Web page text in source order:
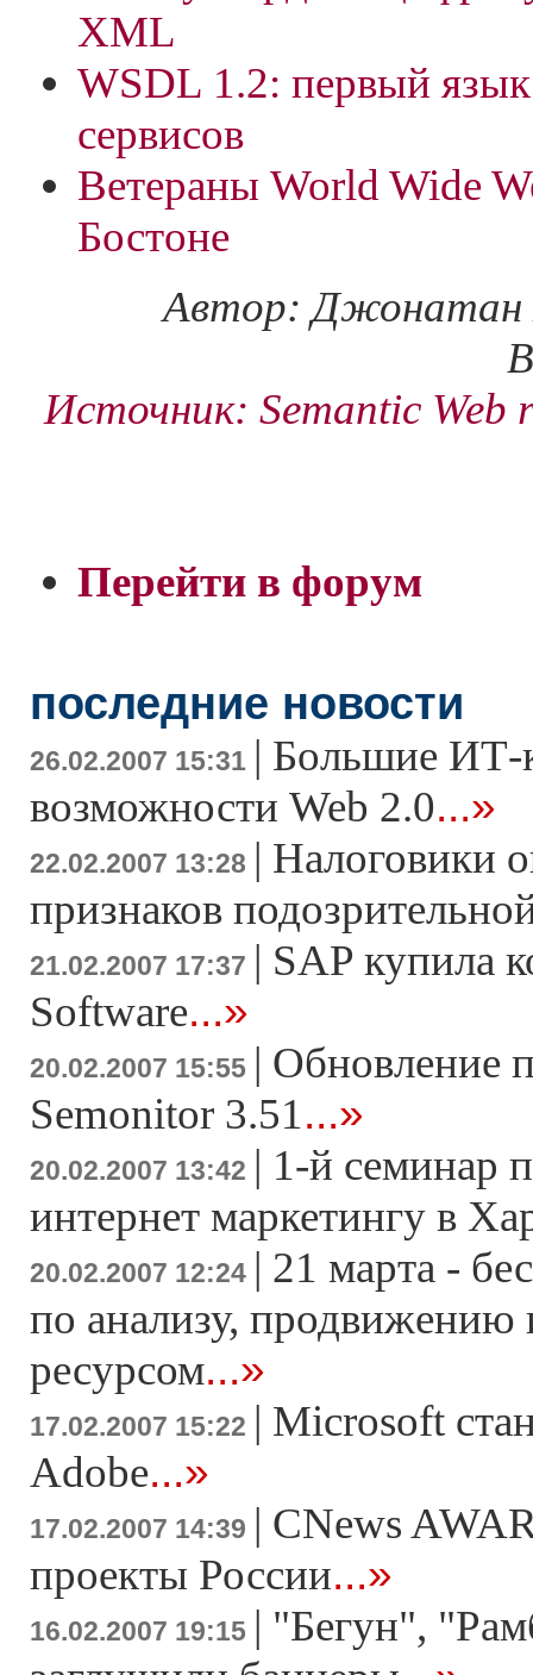
XML
WSDL 1.2: первый язык
сервисов
Ветераны World Wide
Бостоне
Автор: Джонатан
Источник: Semantic Web
Перейти в форум
последние новости
26.02.2007 15:31 | Большие ИТ-
возможности Web 2.0...»
22.02.2007 13:28 | Налоговики
признаков
21.02.2007 17:37 | SAP купила
Software...»
20.02.2007 15:55 | Обновление
Semonitor 3.51...»
20.02.2007 13:42 | 1-й семинар
интернет маркетингу в
20.02.2007 12:24 | 21 марта -
по анализу,
ресурсом...»
17.02.2007 15:22 | Microsoft
Adobe...»
17.02.2007 14:39 | CNews
проекты России...»
16.02.2007 19:15 | "Бегун",